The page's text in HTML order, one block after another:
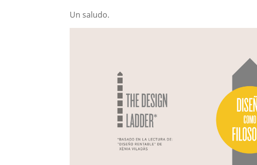
Un saludo.